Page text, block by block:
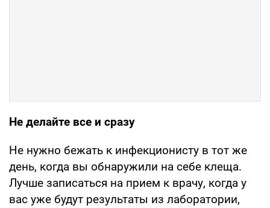
Не делайте все и сразу
Не нужно бежать к инфекционисту в тот же
день, когда вы обнаружили на себе клеща.
Лучше записаться на прием к врачу, когда у
вас уже будут результаты из лаборатории,